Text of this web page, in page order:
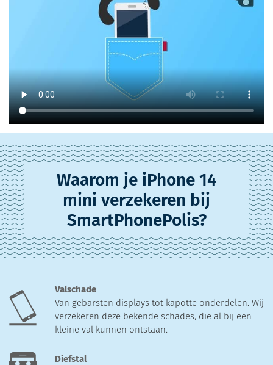
Waarom je iPhone 14
mini verzekeren bij
SmartPhonePolis?
Valschade
Van gebarsten displays tot kapotte onderdelen. Wij
verzekeren deze bekende schades, die al bij een
kleine val kunnen ontstaan.
Diefstal